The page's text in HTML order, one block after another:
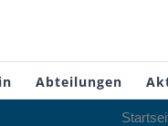
Abteilungen